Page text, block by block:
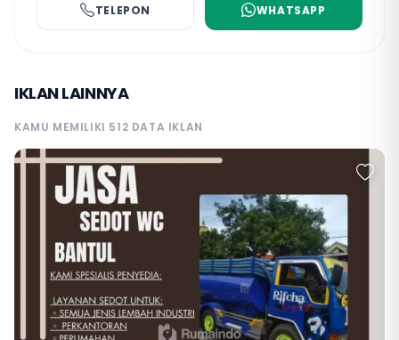
TELEPON WHATSAPP
IKLAN LAINNYA
KAMU MEMILIKI 512 DATA IKLAN